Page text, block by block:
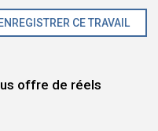
ENREGISTRER CE TRAVAIL
offre de réels